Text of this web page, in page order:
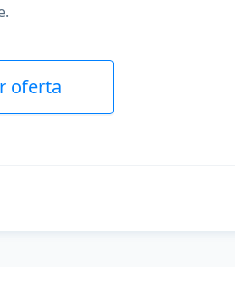
oferta